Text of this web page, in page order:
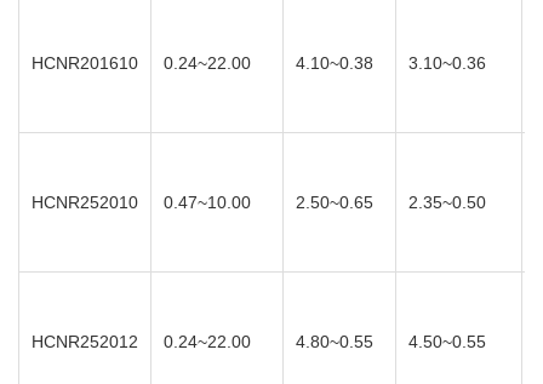
HCNR201610 0.24~22.00 4.10~0.38 3.10~0.36
HCNR252010 0.47~10.00 2.50~0.65 2.35~0.50
HCNR252012 0.24~22.00 4.80~0.55 4.50~0.55